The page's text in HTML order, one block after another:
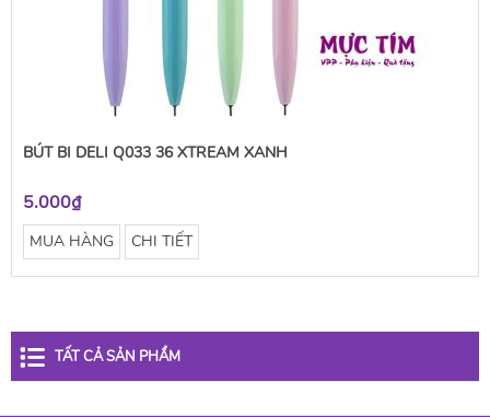
BÚT BI DELI Q033 36 XTREAM XANH
5.000₫
MUA HÀNG CHI TIẾT
TẤT CẢ SẢN PHẨM